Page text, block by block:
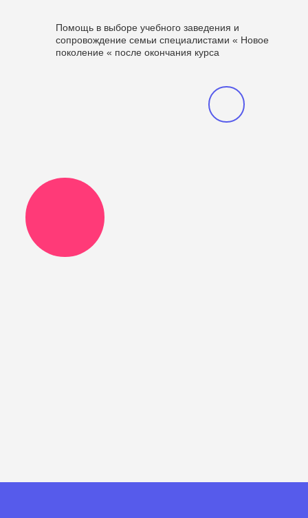
Помощь в выборе учебного заведения и
сопровождение семьи специалистами « Новое
поколение « после окончания курса